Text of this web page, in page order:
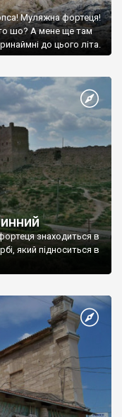
Муляжна фортеця!
шо? А мене ще там
до цього літа.
знаходиться в
який підноситься в